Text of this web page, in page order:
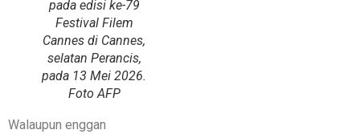
pada edisi ke-79
Festival Filem
Cannes di Cannes,
selatan Perancis,
pada 13 Mei 2026.
Foto AFP
Walaupun enggan